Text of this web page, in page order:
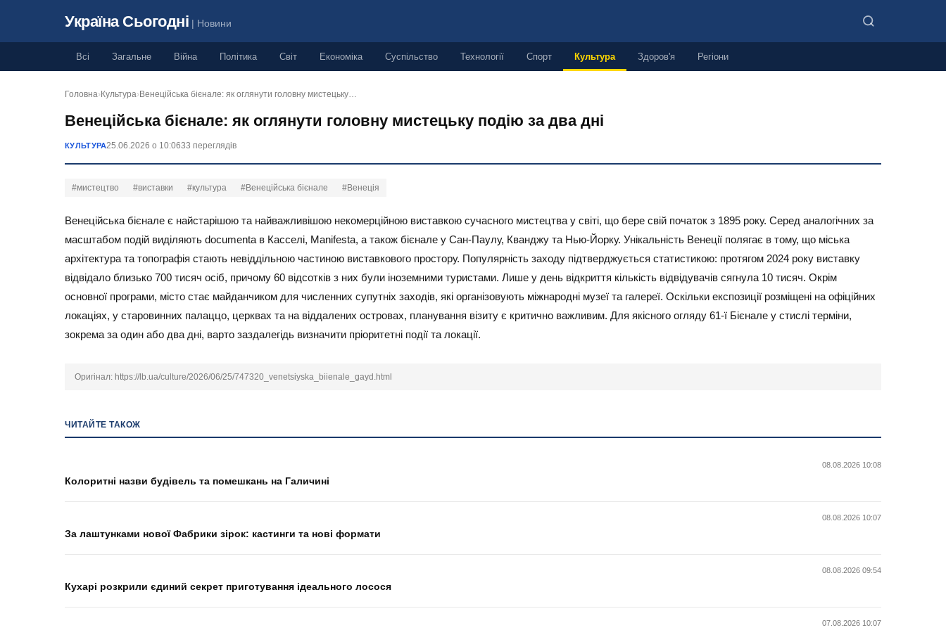
Україна Сьогодні | Новини
Всі Загальне Війна Політика Світ Економіка Суспільство Технології Спорт Культура Здоров'я Регіони
Головна› Культура› Венеційська бієнале: як оглянути головну мистецьку…
Венеційська бієнале: як оглянути головну мистецьку подію за два дні
КУЛЬТУРА25.06.2026 о 10:0633 переглядів
#мистецтво #виставки #культура #Венеційська бієнале #Венеція
Венеційська бієнале є найстарішою та найважливішою некомерційною виставкою сучасного мистецтва у світі, що бере свій початок з 1895 року. Серед аналогічних за
масштабом подій виділяють documenta в Касселі, Manifesta, а також бієнале у Сан-Паулу, Кванджу та Нью-Йорку. Унікальність Венеції полягає в тому, що міська
архітектура та топографія стають невіддільною частиною виставкового простору. Популярність заходу підтверджується статистикою: протягом 2024 року виставку
відвідало близько 700 тисяч осіб, причому 60 відсотків з них були іноземними туристами. Лише у день відкриття кількість відвідувачів сягнула 10 тисяч. Окрім
основної програми, місто стає майданчиком для численних супутніх заходів, які організовують міжнародні музеї та галереї. Оскільки експозиції розміщені на офіційних
локаціях, у старовинних палаццо, церквах та на віддалених островах, планування візиту є критично важливим. Для якісного огляду 61-ї Бієнале у стислі терміни,
зокрема за один або два дні, варто заздалегідь визначити пріоритетні події та локації.
Оригінал: https://lb.ua/culture/2026/06/25/747320_venetsiyska_biienale_gayd.html
ЧИТАЙТЕ ТАКОЖ
08.08.2026 10:08
Колоритні назви будівель та помешкань на Галичині
08.08.2026 10:07
За лаштунками нової Фабрики зірок: кастинги та нові формати
08.08.2026 09:54
Кухарі розкрили єдиний секрет приготування ідеального лосося
07.08.2026 10:07